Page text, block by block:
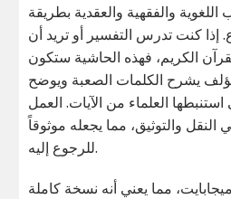
والفقهية والعقدية بطريقة
إذا كنت تدرس التفسير أو تريد أن
الكريم، فهذه الحاشية ستكون
يشرح الكلمات الصعبة ويوضح
استنبطها العلماء من الآيات. العمل
النقل والتوثيق، مما يجعله موثوقاً
للرجوع إليه.
الملف متوفر بحجم 135 ميجابايت، مما يعني أنه نسخة كاملة